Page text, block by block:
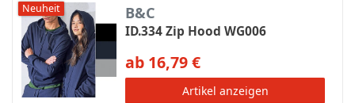
Neuheit B&C
ID.334 Zip Hood WG006
ab 16,79 €
Artikel anzeigen